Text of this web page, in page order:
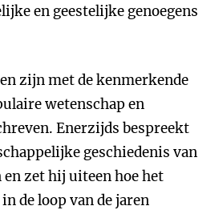
en geestelijke genoegens
zijn met de kenmerkende
wetenschap en
Enerzijds bespreekt
geschiedenis van
en zet hij uiteen hoe het
de loop van de jaren